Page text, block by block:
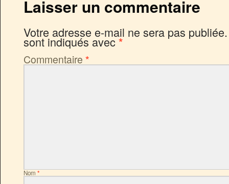
Laisser un commentaire
Votre adresse e-mail ne sera pas publiée.
sont indiqués avec*
Commentaire *
Nom *